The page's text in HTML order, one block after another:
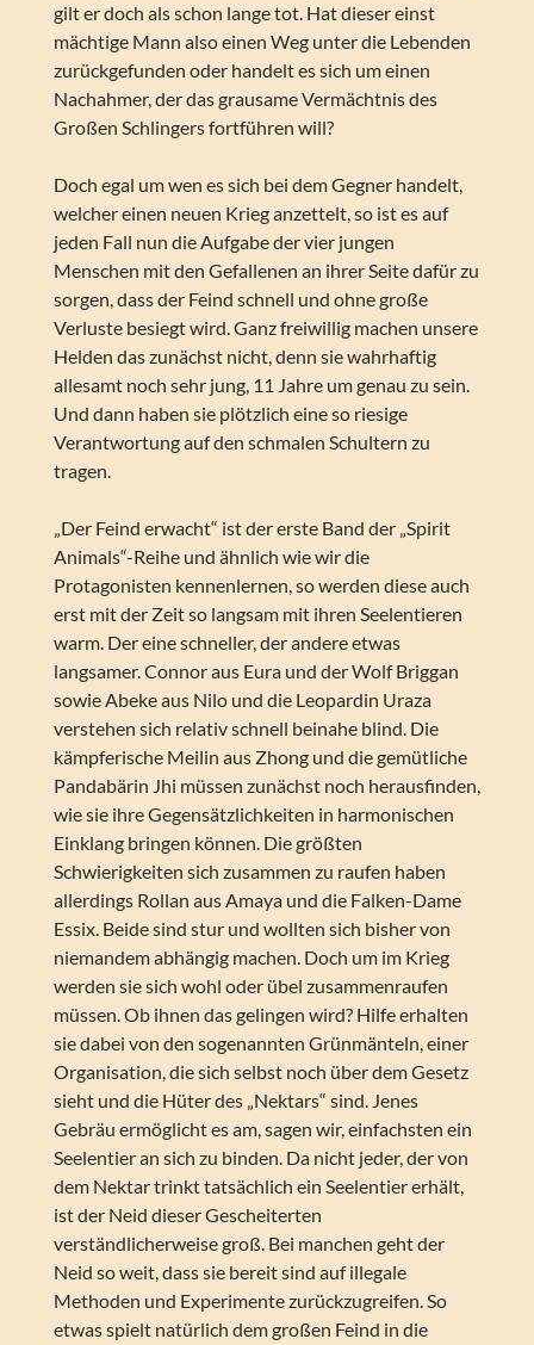
gilt er doch als schon lange tot. Hat dieser einst
mächtige Mann also einen Weg unter die Lebenden
zurückgefunden oder handelt es sich um einen
Nachahmer, der das grausame Vermächtnis des
Großen Schlingers fortführen will?
Doch egal um wen es sich bei dem Gegner handelt,
welcher einen neuen Krieg anzettelt, so ist es auf
jeden Fall nun die Aufgabe der vier jungen
Menschen mit den Gefallenen an ihrer Seite dafür zu
sorgen, dass der Feind schnell und ohne große
Verluste besiegt wird. Ganz freiwillig machen unsere
Helden das zunächst nicht, denn sie wahrhaftig
allesamt noch sehr jung, 11 Jahre um genau zu sein.
Und dann haben sie plötzlich eine so riesige
Verantwortung auf den schmalen Schultern zu
tragen.
„Der Feind erwacht“ ist der erste Band der „Spirit
Animals“-Reihe und ähnlich wie wir die
Protagonisten kennenlernen, so werden diese auch
erst mit der Zeit so langsam mit ihren Seelentieren
warm. Der eine schneller, der andere etwas
langsamer. Connor aus Eura und der Wolf Briggan
sowie Abeke aus Nilo und die Leopardin Uraza
verstehen sich relativ schnell beinahe blind. Die
kämpferische Meilin aus Zhong und die gemütliche
Pandabärin Jhi müssen zunächst noch herausfinden,
wie sie ihre Gegensätzlichkeiten in harmonischen
Einklang bringen können. Die größten
Schwierigkeiten sich zusammen zu raufen haben
allerdings Rollan aus Amaya und die Falken-Dame
Essix. Beide sind stur und wollten sich bisher von
niemandem abhängig machen. Doch um im Krieg
werden sie sich wohl oder übel zusammenraufen
müssen. Ob ihnen das gelingen wird? Hilfe erhalten
sie dabei von den sogenannten Grünmänteln, einer
Organisation, die sich selbst noch über dem Gesetz
sieht und die Hüter des „Nektars“ sind. Jenes
Gebräu ermöglicht es am, sagen wir, einfachsten ein
Seelentier an sich zu binden. Da nicht jeder, der von
dem Nektar trinkt tatsächlich ein Seelentier erhält,
ist der Neid dieser Gescheiterten
verständlicherweise groß. Bei manchen geht der
Neid so weit, dass sie bereit sind auf illegale
Methoden und Experimente zurückzugreifen. So
etwas spielt natürlich dem großen Feind in die